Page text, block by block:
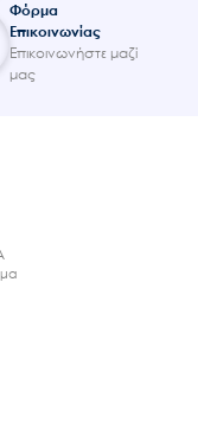
Φόρμα
Επικοινωνίας
Επικοινωνήστε μαζί
μας